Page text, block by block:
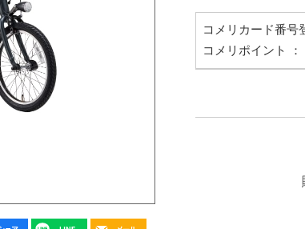
コメリカード番号
コメリポイント ：